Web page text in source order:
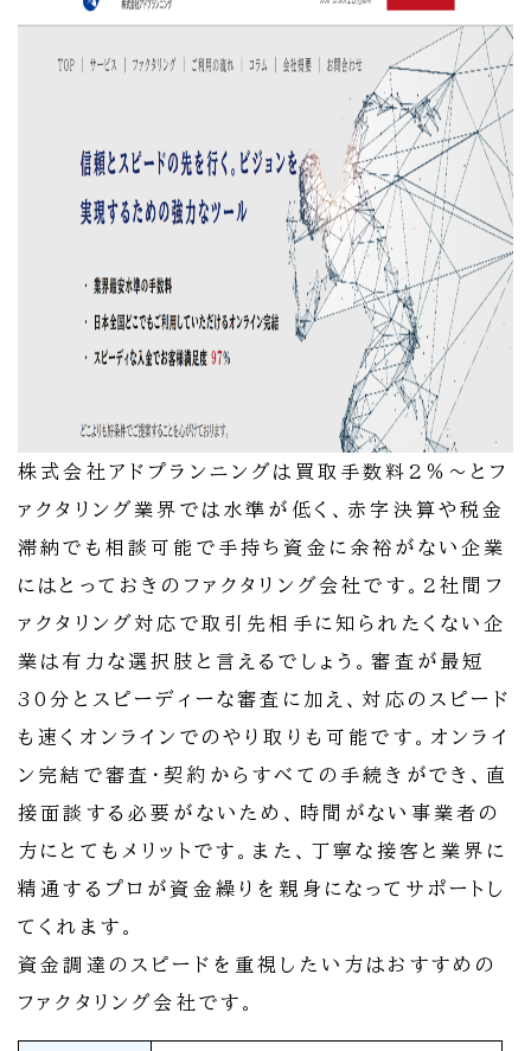
株式会社アドプランニングは買取手数料2％～とフ
ァクタリング業界では水準が低く、赤字決算や税金
滞納でも相談可能で手持ち資金に余裕がない企業
にはとっておきのファクタリング会社です。2社間フ
ァクタリング対応で取引先相手に知られたくない企
業は有力な選択肢と言えるでしょう。審査が最短
30分とスピーディーな審査に加え、対応のスピード
も速くオンラインでのやり取りも可能です。オンライ
ン完結で審査・契約からすべての手続きができ、直
接面談する必要がないため、時間がない事業者の
方にとてもメリットです。また、丁寧な接客と業界に
精通するプロが資金繰りを親身になってサポートし
てくれます。
資金調達のスピードを重視したい方はおすすめの
ファクタリング会社です。